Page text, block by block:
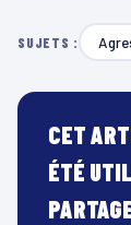
SUJETS :
CET
ÉTÉ